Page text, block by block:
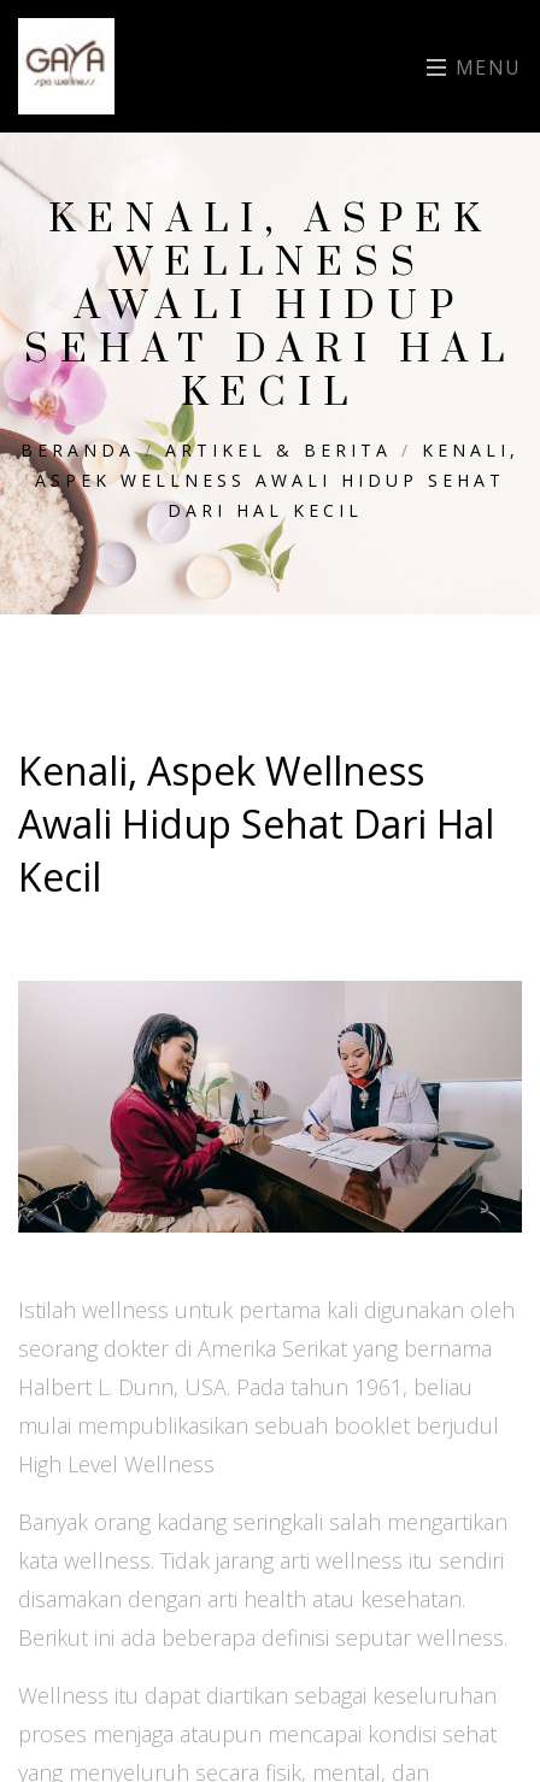
MENU
KENALI, ASPEK
WELLNESS
AWALI HIDUP
SEHAT DARI HAL
KECIL
BERANDA /ARTIKEL & BERITA / KENALI,
ASPEK WELLNESS AWALI HIDUP SEHAT
DARI HAL KECIL
Kenali, Aspek Wellness
Awali Hidup Sehat Dari Hal
Kecil
Istilah wellness untuk pertama kali digunakan oleh
seorang dokter di Amerika Serikat yang bernama
Halbert L. Dunn, USA. Pada tahun 1961, beliau
mulai mempublikasikan sebuah booklet berjudul
High Level Wellness
Banyak orang kadang seringkali salah mengartikan
kata wellness. Tidak jarang arti wellness itu sendiri
disamakan dengan arti health atau kesehatan.
Berikut ini ada beberapa definisi seputar wellness.
Wellness itu dapat diartikan sebagai keseluruhan
proses menjaga ataupun mencapai kondisi sehat
yang menyeluruh secara fisik, mental, dan